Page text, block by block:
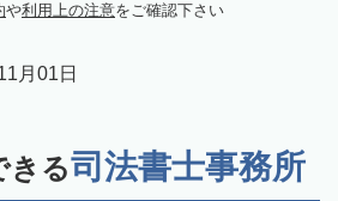
や利用上の注意をご確認下さい
月01日
きる司法書士事務所